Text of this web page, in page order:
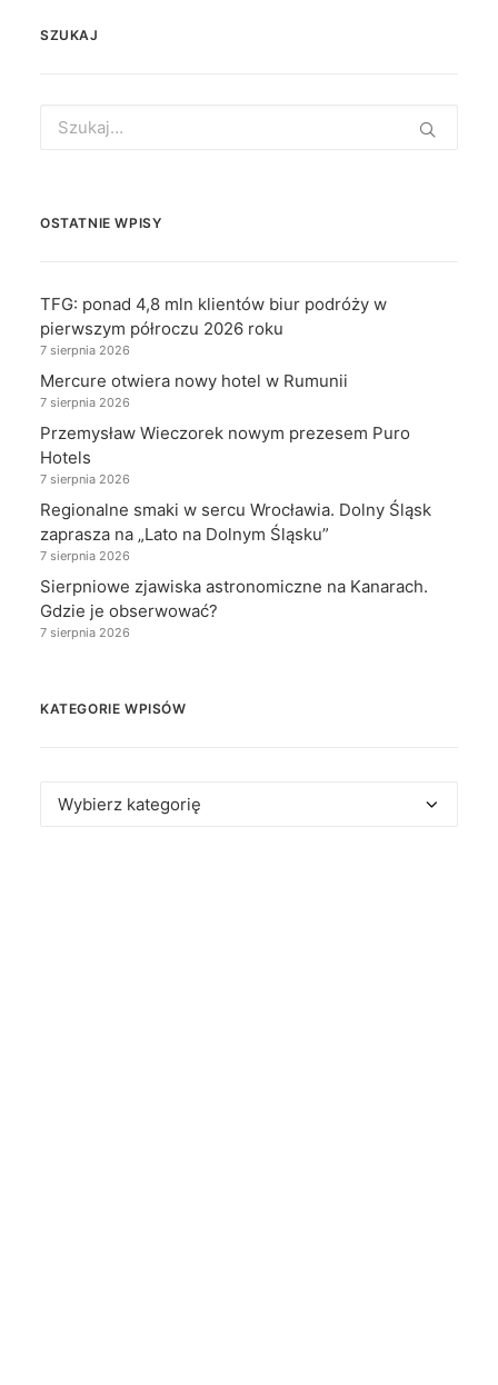
SZUKAJ
for:
OSTATNIE WPISY
TFG: ponad 4,8 mln klientów biur podróży w
pierwszym półroczu 2026 roku
7 sierpnia 2026
Mercure otwiera nowy hotel w Rumunii
7 sierpnia 2026
Przemysław Wieczorek nowym prezesem Puro
Hotels
7 sierpnia 2026
Regionalne smaki w sercu Wrocławia. Dolny Śląsk
zaprasza na „Lato na Dolnym Śląsku”
7 sierpnia 2026
Sierpniowe zjawiska astronomiczne na Kanarach.
Gdzie je obserwować?
7 sierpnia 2026
KATEGORIE WPISÓW
Kategorie